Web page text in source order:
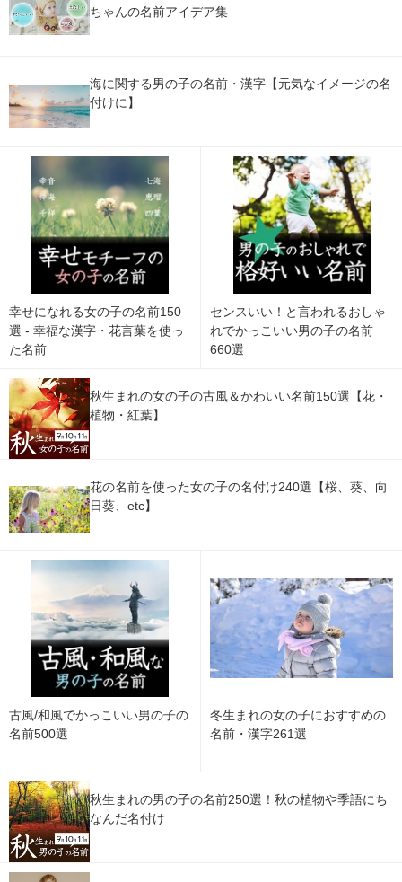
ちゃんの名前アイデア集
海に関する男の子の名前・漢字【元気なイメージの名
付けに】
幸せになれる女の子の名前150
選 - 幸福な漢字・花言葉を使っ
た名前
センスいい！と言われるおしゃ
れでかっこいい男の子の名前
660選
秋生まれの女の子の古風＆かわいい名前150選【花・
植物・紅葉】
花の名前を使った女の子の名付け240選【桜、葵、向
日葵、etc】
古風/和風でかっこいい男の子の
名前500選
冬生まれの女の子におすすめの
名前・漢字261選
秋生まれの男の子の名前250選！秋の植物や季語にち
なんだ名付け